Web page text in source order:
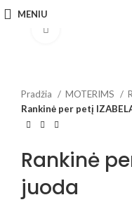
MENIU
Pradžia MOTERIMS
Rankinė per petį
Rankinė
juoda